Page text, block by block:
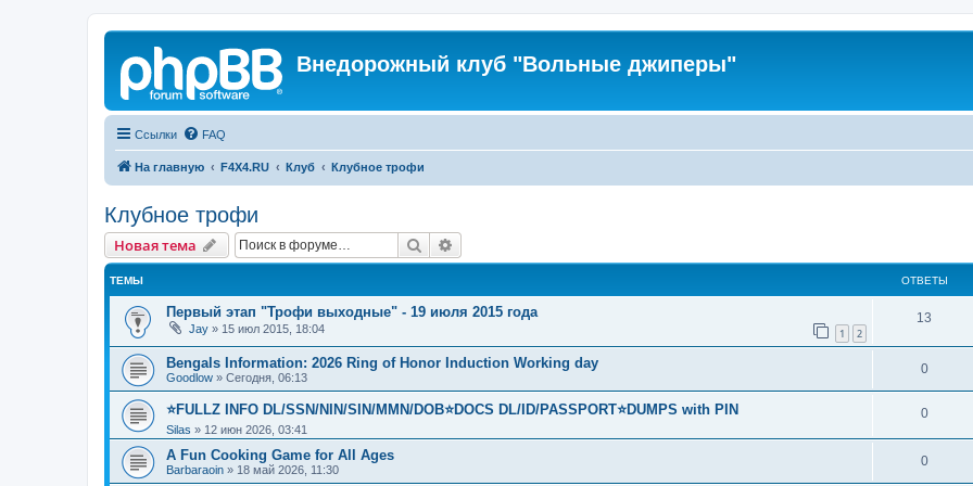
Внедорожный клуб "Вольные джиперы"
Ссылки FAQ
На главную F4X4.RU Клуб Клубное трофи
Клубное трофи
Новая тема Поиск
ТЕМЫ ОТВЕТЫ
Первый этап "Трофи выходные" - 19 июля 2015 года
Jay » 15 июл 2015, 18:04 1 2
13
Bengals Information: 2026 Ring of Honor Induction Working day
Goodlow » Сегодня, 06:13
0
⭐FULLZ INFO DL/SSN/NIN/SIN/MMN/DOB⭐DOCS DL/ID/PASSPORT⭐DUMPS with PIN
Silas » 12 июн 2026, 03:41
0
A Fun Cooking Game for All Ages
Barbaraoin » 18 май 2026, 11:30
0